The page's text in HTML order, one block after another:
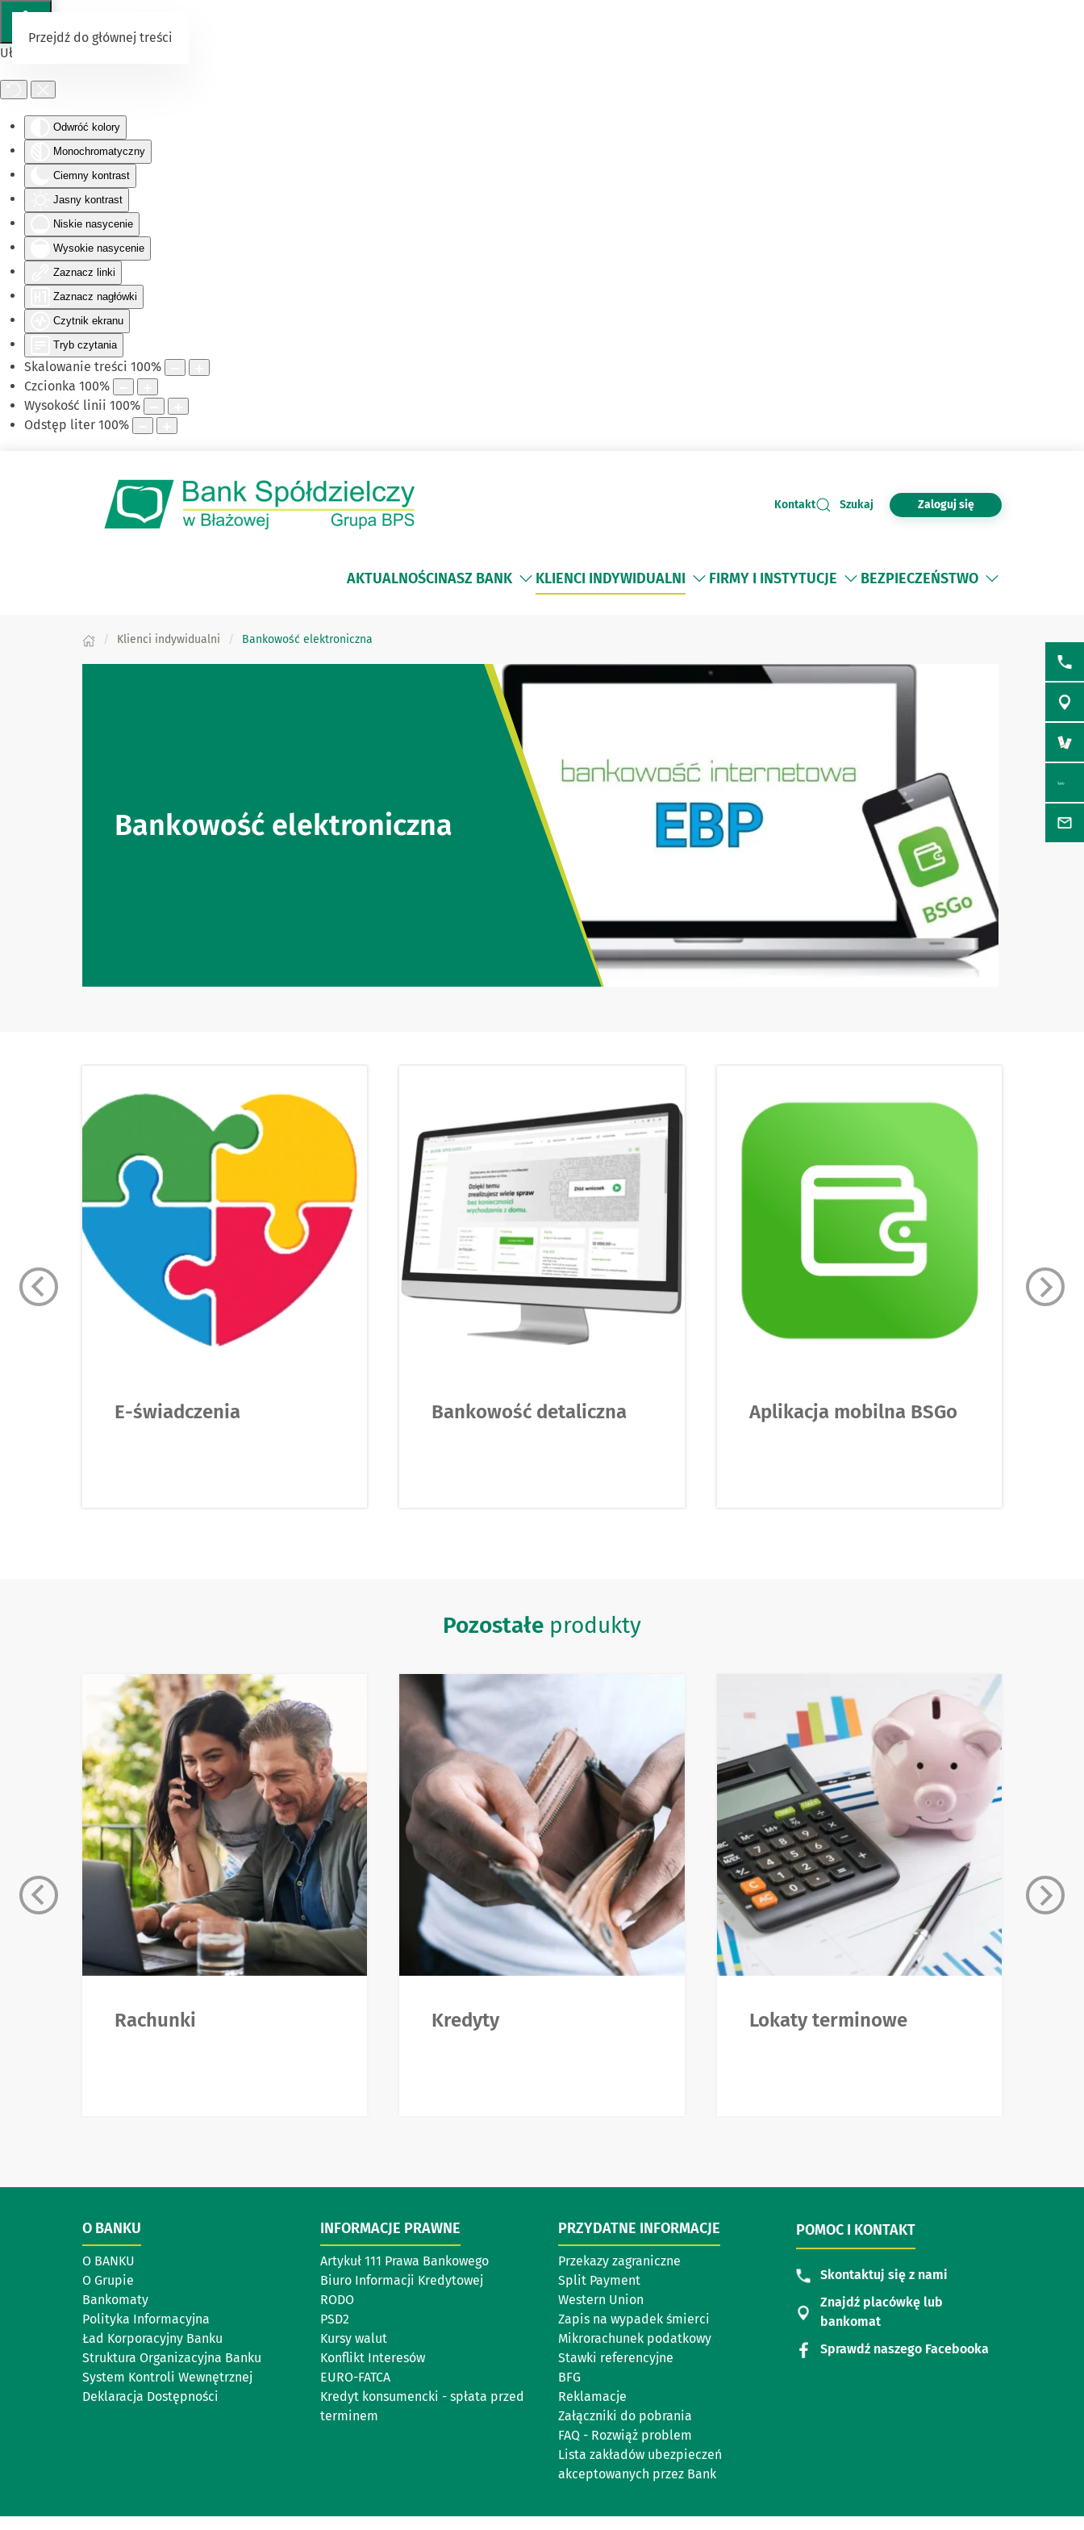
Ułatwienia dostępu
Odwróć kolory
Monochromatyczny
Ciemny kontrast
Jasny kontrast
Niskie nasycenie
Wysokie nasycenie
Zaznacz linki
Zaznacz nagłówki
Czytnik ekranu
Tryb czytania
Skalowanie treści 100%
Czcionka 100%
Wysokość linii 100%
Odstęp liter 100%
Przejdź do głównej treści
Kontakt Szukaj Zaloguj się
AKTUALNOŚCINASZ BANK KLIENCI INDYWIDUALNI FIRMY I INSTYTUCJE BEZPIECZEŃSTWO
Klienci indywidualni Bankowość elektroniczna
Bankowość elektroniczna
E-świadczenia Bankowość detaliczna Aplikacja mobilna BSGo
Pozostałe produkty
Rachunki Kredyty Lokaty terminowe
O BANKU
O BANKU
O Grupie
Bankomaty
Polityka Informacyjna
Ład Korporacyjny Banku
Struktura Organizacyjna Banku
System Kontroli Wewnętrznej
Deklaracja Dostępności
INFORMACJE PRAWNE
Artykuł 111 Prawa Bankowego
Biuro Informacji Kredytowej
RODO
PSD2
Kursy walut
Konflikt Interesów
EURO-FATCA
Kredyt konsumencki - spłata przed
terminem
PRZYDATNE INFORMACJE
Przekazy zagraniczne
Split Payment
Western Union
Zapis na wypadek śmierci
Mikrorachunek podatkowy
Stawki referencyjne
BFG
Reklamacje
Załączniki do pobrania
FAQ - Rozwiąż problem
Lista zakładów ubezpieczeń
akceptowanych przez Bank
POMOC I KONTAKT
Skontaktuj się z nami
Znajdź placówkę lub
bankomat
Sprawdź naszego Facebooka